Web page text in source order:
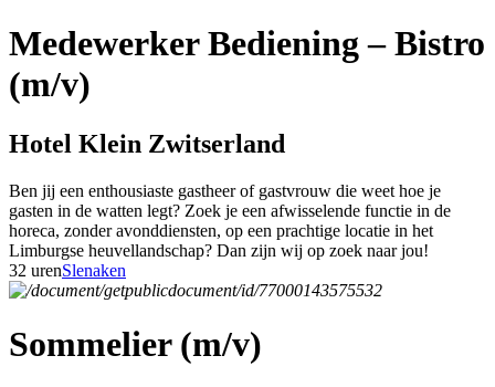
Medewerker Bediening – Bistro
(m/v)
Hotel Klein Zwitserland
Ben jij een enthousiaste gastheer of gastvrouw die weet hoe je
gasten in de watten legt? Zoek je een afwisselende functie in de
horeca, zonder avonddiensten, op een prachtige locatie in het
Limburgse heuvellandschap? Dan zijn wij op zoek naar jou!
32 urenSlenaken
Sommelier (m/v)